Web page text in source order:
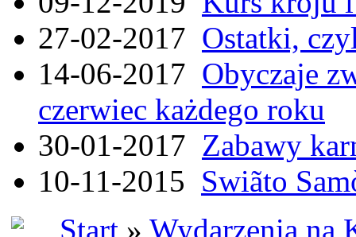
27-02-2017 Ostatki,
14-06-2017 Obyczaje
czerwiec każdego roku
30-01-2017 Zabawy
10-11-2015 Swiãto
Start » Wydarzenia na